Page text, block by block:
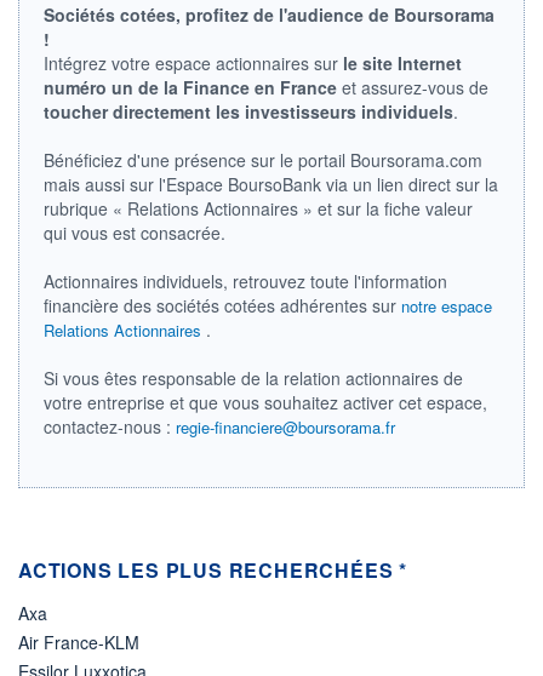
+ HAUT + BAS
VOLUME
64 810
CAPITAL ÉCHANGÉ
0,12%
4 861 MUSD
4 949 MUSD
LIMITE À LA
BAISSE
0,000
LIMITE À LA
HAUSSE
RENDEMENT
ESTIMÉ 2026
1,70%
PER ESTIMÉ
2026
13,88
07.08.26 / 22:00:00
ÉLIGIBILITÉ
Sociétés cotées, profitez de l'audience de Boursorama
!
Intégrez votre espace actionnaires sur le site Internet
numéro un de la Finance en France et assurez-vous de
toucher directement les investisseurs individuels.
Bénéficiez d'une présence sur le portail Boursorama.com
mais aussi sur l'Espace BoursoBank via un lien direct sur la
rubrique « Relations Actionnaires » et sur la fiche valeur
qui vous est consacrée.
Actionnaires individuels, retrouvez toute l'information
financière des sociétés cotées adhérentes sur notre espace
Relations Actionnaires .
Si vous êtes responsable de la relation actionnaires de
votre entreprise et que vous souhaitez activer cet espace,
contactez-nous : regie-financiere@boursorama.fr
ACTIONS LES PLUS RECHERCHÉES *
Axa
Air France-KLM
Essilor Luxxotica